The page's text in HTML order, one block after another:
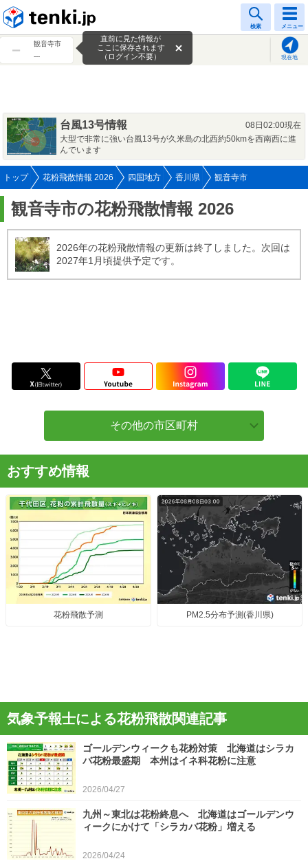
検索 メニュー
観音寺市
---
現在地
直前に見た情報が
ここに保存されます
（ログイン不要）
台風13号情報
08日02:00現在
大型で非常に強い台風13号が久米島の北西約50kmを西南西に進
んでいます
トップ 花粉飛散情報 2026 四国地方 香川県 観音寺市
観音寺市の花粉飛散情報 2026
2026年の花粉飛散情報の更新は終了しました。次回は
2027年1月頃提供予定です。
その他の市区町村
おすすめ情報
花粉飛散予測 PM2.5分布予測(香川県)
気象予報士による花粉飛散関連記事
ゴールデンウィークも花粉対策 北海道はシラカ
バ花粉最盛期 本州はイネ科花粉に注意
2026/04/27
九州～東北は花粉終息へ 北海道はゴールデンウ
ィークにかけて「シラカバ花粉」増える
2026/04/24